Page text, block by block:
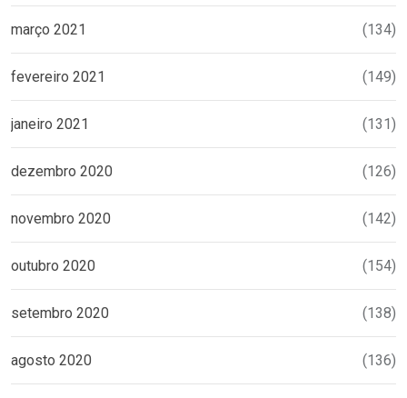
março 2021 (134)
fevereiro 2021 (149)
janeiro 2021 (131)
dezembro 2020 (126)
novembro 2020 (142)
outubro 2020 (154)
setembro 2020 (138)
agosto 2020 (136)